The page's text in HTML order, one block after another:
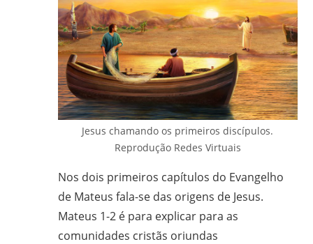
ITESP/SP;
Ciências
Bíblicas
Pontifício
Jesus chamando os primeiros discípulos.
Reprodução Redes Virtuais
Nos dois primeiros capítulos do Evangelho
de Mateus fala-se das origens de Jesus.
Mateus 1-2 é para explicar para as
comunidades cristãs oriundas